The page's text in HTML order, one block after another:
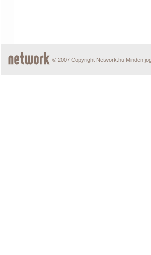
© 2007 Copyright Network.hu Minden